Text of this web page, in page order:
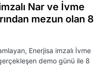
Nar ve İvme
mezun olan 8
Enerjisa imzalı İvme
demo günü ile 8